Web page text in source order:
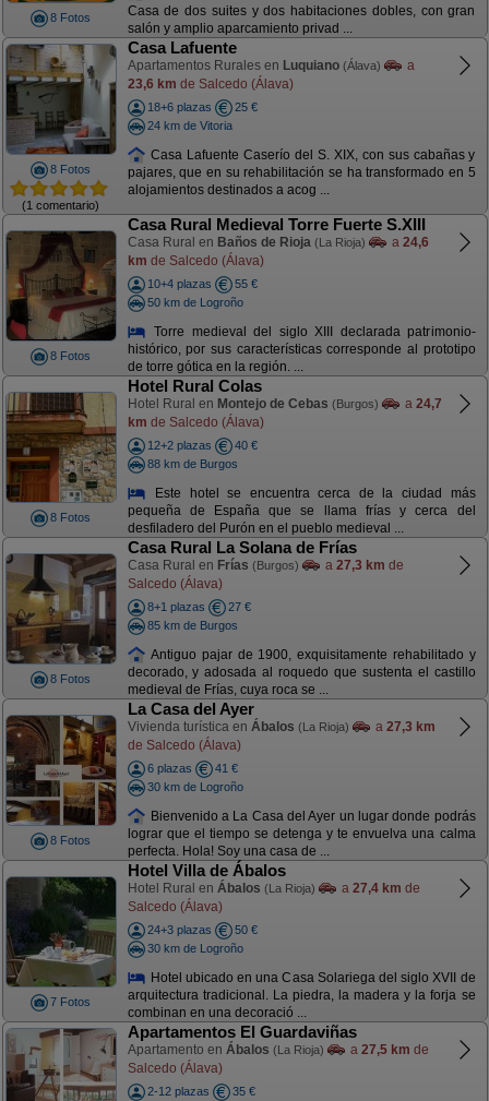
8 Fotos
Casa de dos suites y dos habitaciones dobles, con gran
salón y amplio aparcamiento privad ...
8 Fotos
(1 comentario)
Casa Lafuente
Apartamentos Rurales en Luquiano (Álava)
a
23,6 km de Salcedo (Álava)
18+6 plazas
25 €
24 km de Vitoria
Casa Lafuente Caserío del S. XIX, con sus cabañas y
pajares, que en su rehabilitación se ha transformado en 5
alojamientos destinados a acog ...
8 Fotos
Casa Rural Medieval Torre Fuerte S.XIII
Casa Rural en Baños de Rioja (La Rioja) a 24,6
km de Salcedo (Álava)
10+4 plazas
55 €
50 km de Logroño
Torre medieval del siglo XIII declarada patrimonio-
histórico, por sus características corresponde al prototipo
de torre gótica en la región. ...
8 Fotos
Hotel Rural Colas
Hotel Rural en Montejo de Cebas (Burgos) a 24,7
km de Salcedo (Álava)
12+2 plazas
40 €
88 km de Burgos
Este hotel se encuentra cerca de la ciudad más
pequeña de España que se llama frías y cerca del
desfiladero del Purón en el pueblo medieval ...
8 Fotos
Casa Rural La Solana de Frías
Casa Rural en Frías (Burgos) a 27,3 km de
Salcedo (Álava)
8+1 plazas
27 €
85 km de Burgos
Antiguo pajar de 1900, exquisitamente rehabilitado y
decorado, y adosada al roquedo que sustenta el castillo
medieval de Frías, cuya roca se ...
8 Fotos
La Casa del Ayer
Vivienda turística en Ábalos (La Rioja) a 27,3 km
de Salcedo (Álava)
6 plazas
41 €
30 km de Logroño
Bienvenido a La Casa del Ayer un lugar donde podrás
lograr que el tiempo se detenga y te envuelva una calma
perfecta. Hola! Soy una casa de ...
7 Fotos
Hotel Villa de Ábalos
Hotel Rural en Ábalos (La Rioja) a 27,4 km de
Salcedo (Álava)
24+3 plazas
50 €
30 km de Logroño
Hotel ubicado en una Casa Solariega del siglo XVII de
arquitectura tradicional. La piedra, la madera y la forja se
combinan en una decoració ...
Apartamentos El Guardaviñas
Apartamento en Ábalos (La Rioja) a 27,5 km de
Salcedo (Álava)
2-12 plazas
35 €